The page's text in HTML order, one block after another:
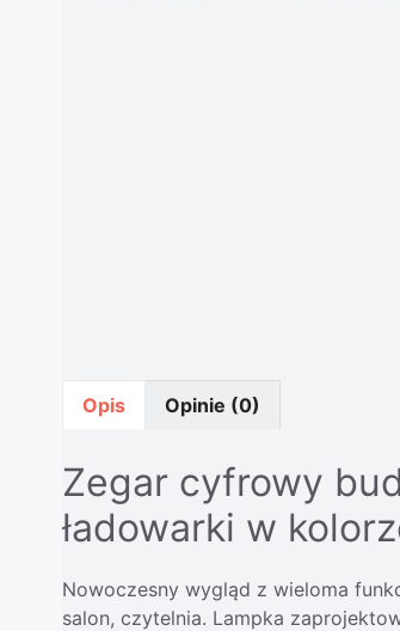
Opis Opinie (0)
Zegar cyfrowy
ładowarki w
Nowoczesny wygląd z wieloma
salon, czytelnia. Lampka